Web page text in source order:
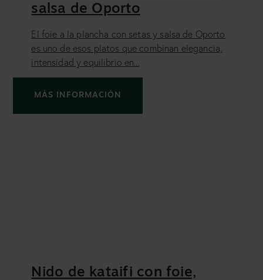
salsa de Oporto
El foie a la plancha con setas y salsa de Oporto
es uno de esos platos que combinan elegancia,
intensidad y equilibrio en...
MÁS INFORMACIÓN
Nido de kataifi con foie,